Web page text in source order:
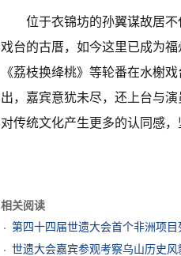
位于衣锦坊的孙翼谋故居
戏台的古厝，如今这里已成为
《荔枝换绛桃》等轮番在水榭
出，嘉宾意犹未尽，还上台与
对传统文化产生更多的认同感，
相关阅读
第四十四届世遗大会首个非洲项目
世遗大会嘉宾参观考察乌山历史风